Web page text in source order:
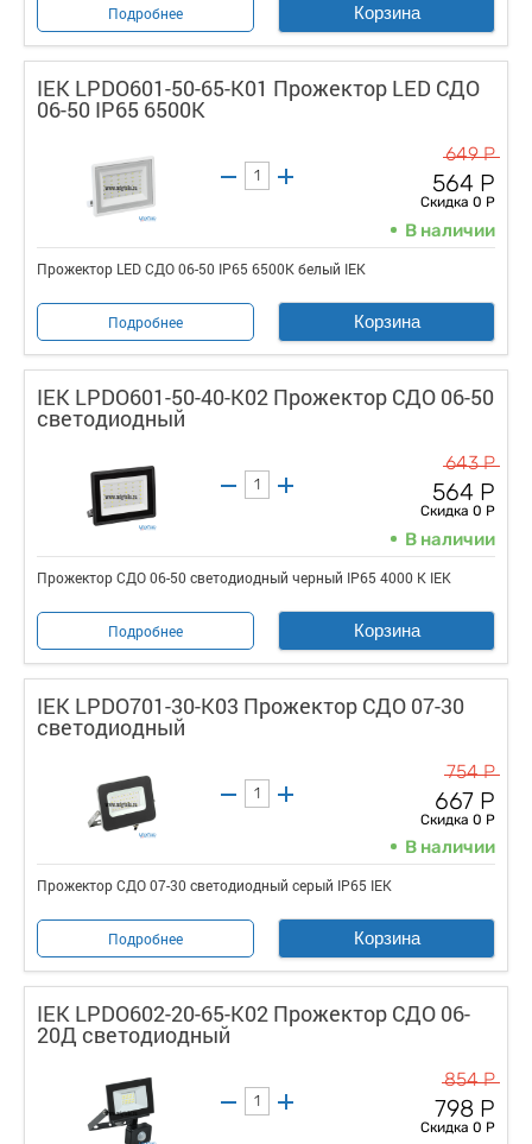
Подробнее Корзина
IEK LPDO601-50-65-K01 Прожектор LED СДО
06-50 IP65 6500K
649 Р
564 Р
Скидка 0 Р
В наличии
Прожектор LED СДО 06-50 IP65 6500K белый IEK
Подробнее Корзина
IEK LPDO601-50-40-K02 Прожектор СДО 06-50
светодиодный
643 Р
564 Р
Скидка 0 Р
В наличии
Прожектор СДО 06-50 светодиодный черный IP65 4000 K IEK
Подробнее Корзина
IEK LPDO701-30-K03 Прожектор СДО 07-30
светодиодный
754 Р
667 Р
Скидка 0 Р
В наличии
Прожектор СДО 07-30 светодиодный серый IP65 IEK
Подробнее Корзина
IEK LPDO602-20-65-K02 Прожектор СДО 06-
20Д светодиодный
854 Р
798 Р
Скидка 0 Р